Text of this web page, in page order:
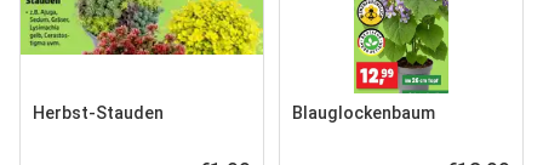
Herbst-Stauden Blauglockenbaum